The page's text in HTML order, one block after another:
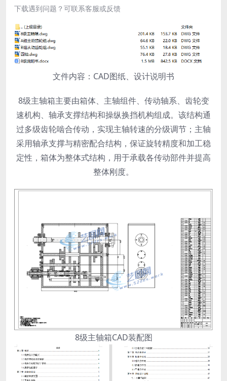
下载遇到问题？可联系客服或反馈
文件内容：CAD图纸、设计说明书
8级主轴箱主要由箱体、主轴组件、传动轴系、齿轮变
速机构、轴承支撑结构和操纵换挡机构组成。该结构通
过多级齿轮啮合传动，实现主轴转速的分级调节；主轴
采用轴承支撑与精密配合结构，保证旋转精度和加工稳
定性，箱体为整体式结构，用于承载各传动部件并提高
整体刚度。
8级主轴箱CAD装配图